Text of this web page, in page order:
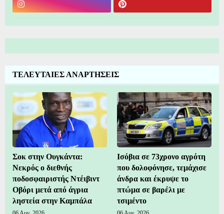
ΤΕΛΕΥΤΑΙΕΣ ΑΝΑΡΤΗΣΕΙΣ
Σοκ στην Ουγκάντα:
Νεκρός ο διεθνής
ποδοσφαιριστής Ντέιβιντ
Οβόρι μετά από άγρια
ληστεία στην Καμπάλα
Ισόβια σε 73χρονο αγρότη
που δολοφόνησε, τεμάχισε
άνδρα και έκρυψε το
πτώμα σε βαρέλι με
τσιμέντο